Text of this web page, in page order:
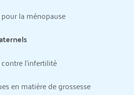
la ménopause
l'infertilité
en matière de grossesse